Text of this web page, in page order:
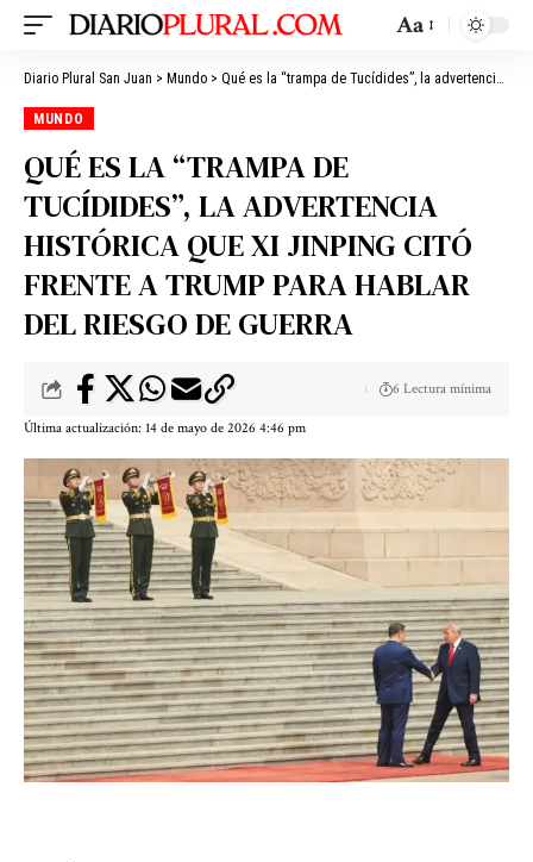
Aa
Diario Plural San Juan > Mundo > Qué es la “trampa de Tucídides”, la advertencia histórica que Xi Jinping citó frente a Trump para hablar del riesgo de guerra
MUNDO
QUÉ ES LA “TRAMPA DE
TUCÍDIDES”, LA ADVERTENCIA
HISTÓRICA QUE XI JINPING CITÓ
FRENTE A TRUMP PARA HABLAR
DEL RIESGO DE GUERRA
Última actualización: 14 de mayo de 2026 4:46 pm
6 Lectura mínima